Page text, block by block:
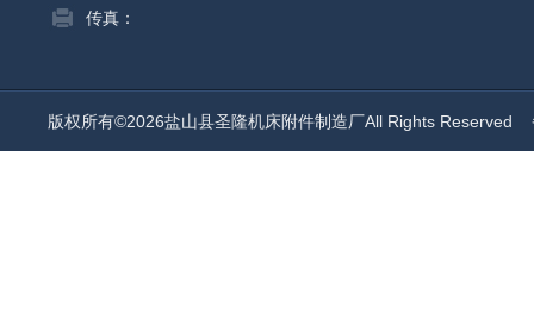
传真：
版权所有©2026盐山县圣隆机床附件制造厂All Rights Reserved